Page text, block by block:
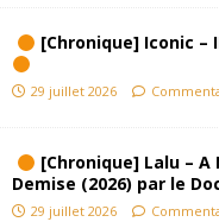
[Chronique] Iconic –
29 juillet 2026
[Chronique] Lalu – A
Demise (2026) par le
29 juillet 2026